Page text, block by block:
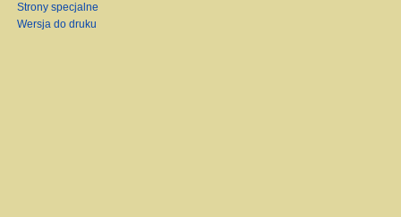
Strony specjalne
Wersja do druku